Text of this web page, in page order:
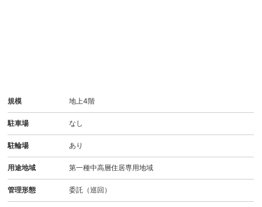
規模 地上4階
駐車場 なし
駐輪場 あり
用途地域 第一種中高層住居専用地域
管理形態 委託（巡回）